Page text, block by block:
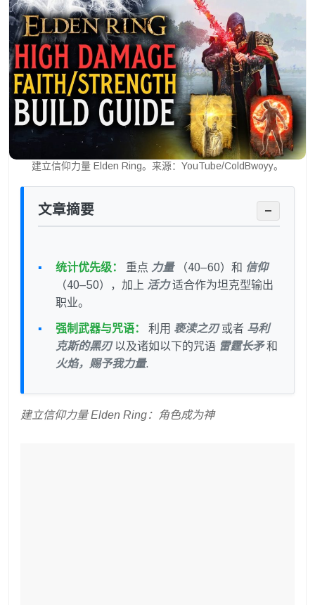
建立信仰力量 Elden Ring。来源：YouTube/ColdBwoyy。
文章摘要 −
统计优先级： 重点 力量（40–60）和 信仰
（40–50），加上 活力适合作为坦克型输出
职业。
强制武器与咒语： 利用 亵渎之刃或者 马利
克斯的黑刃以及诸如以下的咒语 雷霆长矛和
火焰，赐予我力量.
建立信仰力量 Elden Ring：角色成为神